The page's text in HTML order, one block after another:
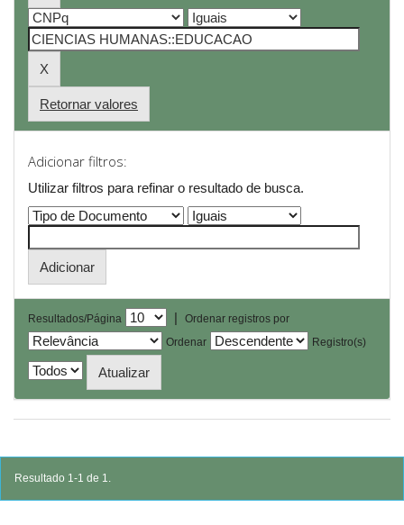
Retornar valores
Adicionar filtros:
Utilizar filtros para refinar o resultado de busca.
Resultados/Página |
Ordenar registros por
Ordenar
Registro(s)
Resultado 1-1 de 1.